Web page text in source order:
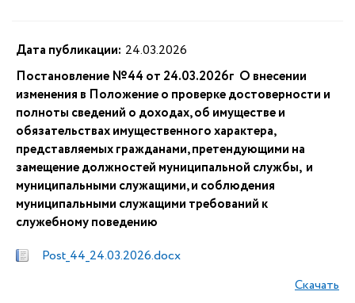
Дата публикации: 24.03.2026
Постановление №44 от 24.03.2026г О внесении
изменения в Положение о проверке достоверности и
полноты сведений о доходах, об имуществе и
обязательствах имущественного характера,
представляемых гражданами, претендующими на
замещение должностей муниципальной службы, и
муниципальными служащими, и соблюдения
муниципальными служащими требований к
служебному поведению
Post_44_24.03.2026.docx
Скачать